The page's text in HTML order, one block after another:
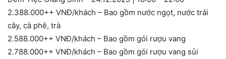
2.388.000++ VNĐ/khách – Bao gồm nước ngọt, nước trái
cây, cà phê, trà
2.588.000++ VNĐ/khách – Bao gồm gói rượu vang
2.788.000++ VNĐ/khách – Bao gồm gói rượu vang sủi